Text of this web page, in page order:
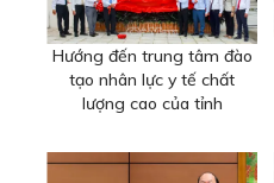
Hướng đến trung tâm đào
tạo nhân lực y tế chất
lượng cao của tỉnh